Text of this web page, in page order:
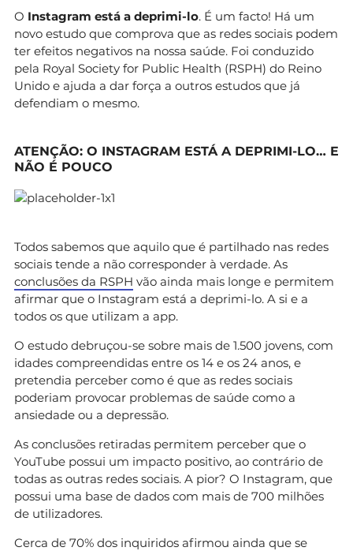
O Instagram está a deprimi-lo. É um facto! Há um
novo estudo que comprova que as redes sociais podem
ter efeitos negativos na nossa saúde. Foi conduzido
pela Royal Society for Public Health (RSPH) do Reino
Unido e ajuda a dar força a outros estudos que já
defendiam o mesmo.
ATENÇÃO: O INSTAGRAM ESTÁ A DEPRIMI-LO… E
NÃO É POUCO
Todos sabemos que aquilo que é partilhado nas redes
sociais tende a não corresponder à verdade. As
conclusões da RSPH vão ainda mais longe e permitem
afirmar que o Instagram está a deprimi-lo. A si e a
todos os que utilizam a app.
O estudo debruçou-se sobre mais de 1.500 jovens, com
idades compreendidas entre os 14 e os 24 anos, e
pretendia perceber como é que as redes sociais
poderiam provocar problemas de saúde como a
ansiedade ou a depressão.
As conclusões retiradas permitem perceber que o
YouTube possui um impacto positivo, ao contrário de
todas as outras redes sociais. A pior? O Instagram, que
possui uma base de dados com mais de 700 milhões
de utilizadores.
Cerca de 70% dos inquiridos afirmou ainda que se